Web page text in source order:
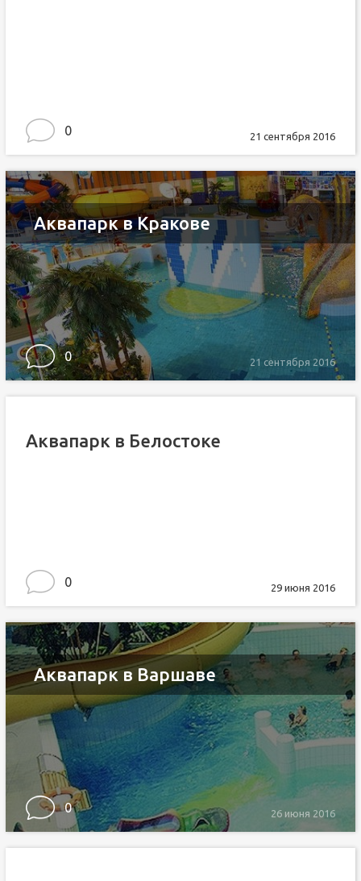
0 21 сентября 2016
Аквапарк в Кракове
0 21 сентября 2016
Аквапарк в Белостоке
0 29 июня 2016
Аквапарк в Варшаве
0 26 июня 2016